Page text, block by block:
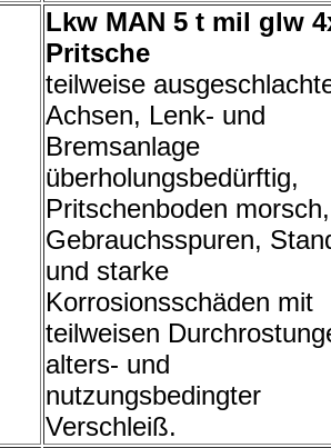
Lkw MAN 5 t mil glw
Pritsche
teilweise
Achsen, Lenk- und
Bremsanlage
überholungsbedürftig,
Pritschenboden morsch,
Gebrauchsspuren,
und starke
Korrosionsschäden mit
teilweisen
alters- und
nutzungsbedingter
Verschleiß.